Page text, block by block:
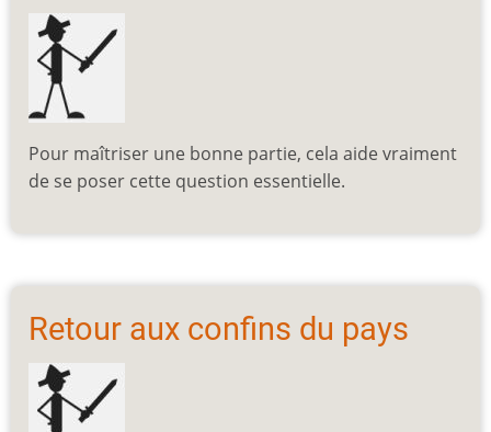
Pour maîtriser une bonne partie, cela aide vraiment
de se poser cette question essentielle.
Retour aux confins du pays